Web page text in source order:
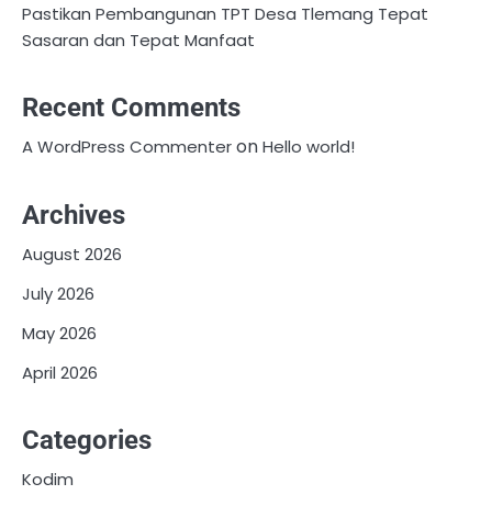
Pastikan Pembangunan TPT Desa Tlemang Tepat
Sasaran dan Tepat Manfaat
Recent Comments
A WordPress CommenteronHello world!
Archives
August 2026
July 2026
May 2026
April 2026
Categories
Kodim